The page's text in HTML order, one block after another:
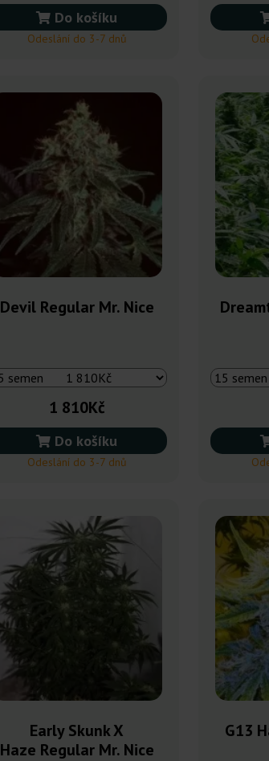
Do košíku
Odeslání do 3-7 dnů
Devil Regular Mr. Nice
1 810Kč
Do košíku
Odeslání do 3-7 dnů
Early Skunk X
Haze Regular Mr. Nice
G13